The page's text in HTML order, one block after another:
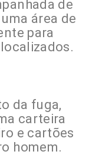
de
área de
para
da fuga,
carteira
e cartões
homem.